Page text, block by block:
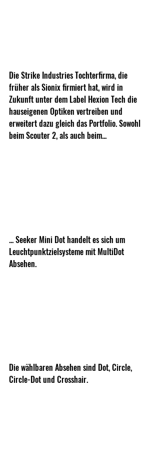
Die Strike Industries Tochterfirma, die
früher als Sionix firmiert hat, wird in
Zukunft unter dem Label Hexion Tech die
hauseigenen Optiken vertreiben und
erweitert dazu gleich das Portfolio. Sowohl
beim Scouter 2, als auch beim...
... Seeker Mini Dot handelt es sich um
Leuchtpunktzielsysteme mit MultiDot
Absehen.
Die wählbaren Absehen sind Dot, Circle,
Circle-Dot und Crosshair.